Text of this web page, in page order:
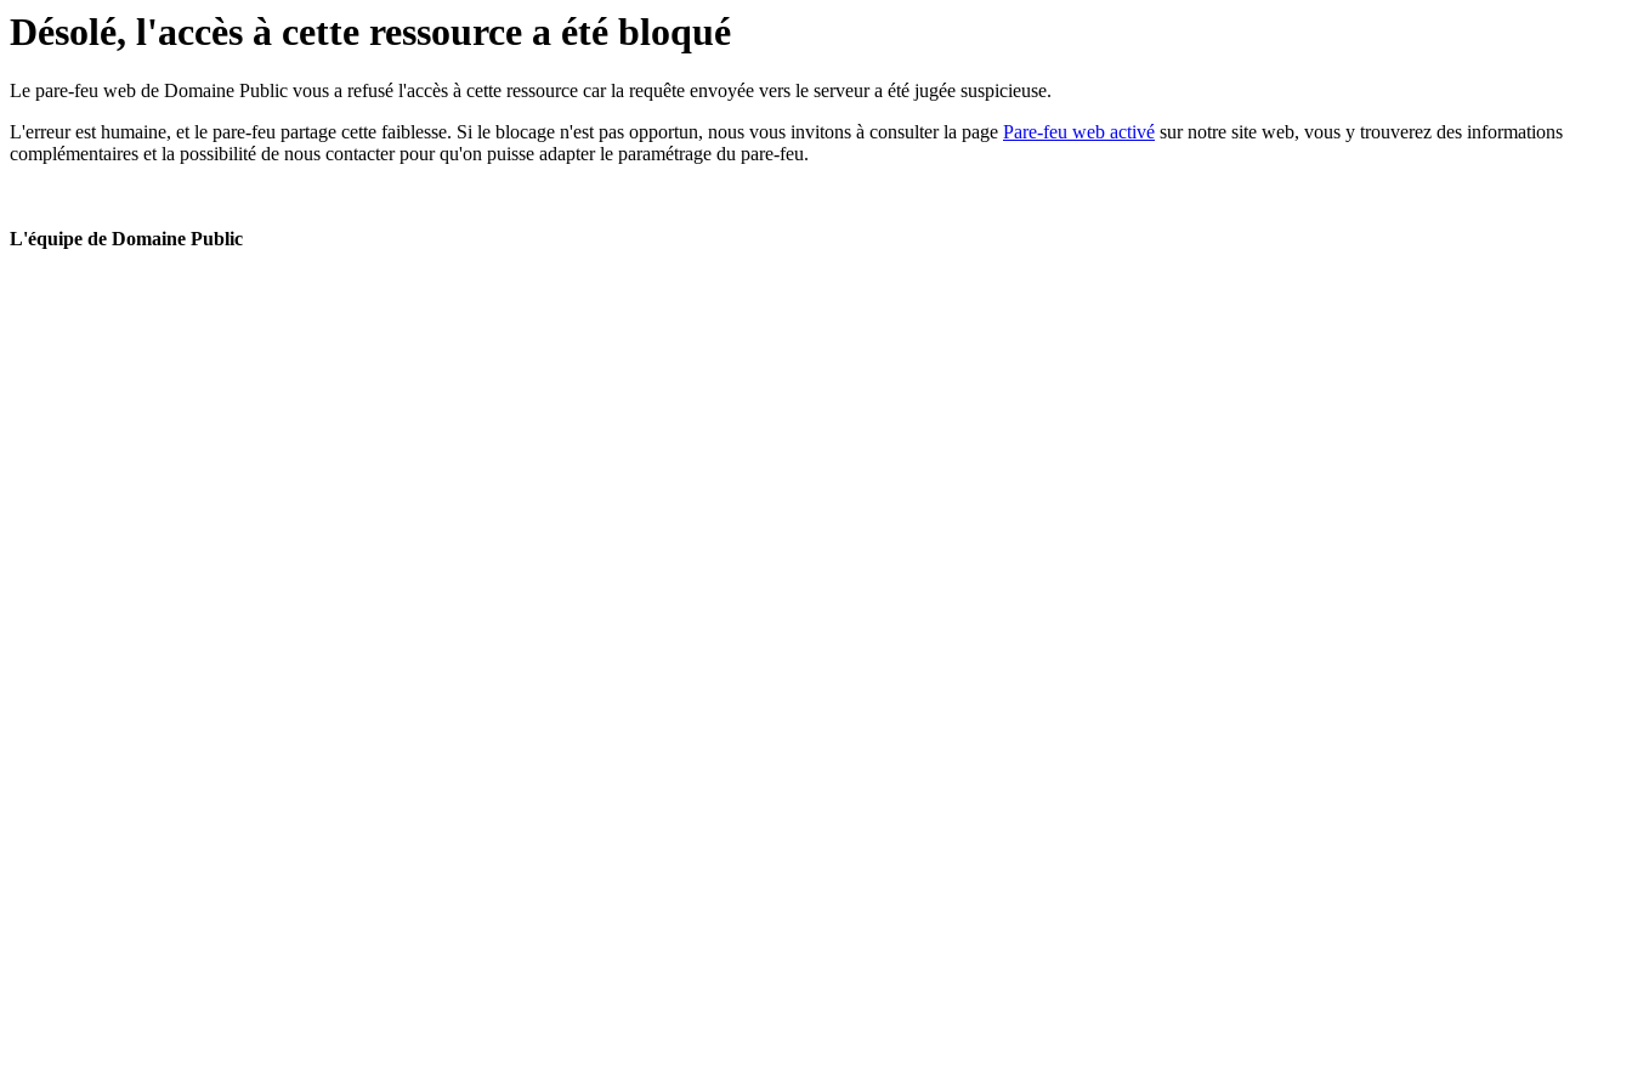
Désolé, l'accès à cette ressource a été bloqué
Le pare-feu web de Domaine Public vous a refusé l'accès à cette ressource car la requête envoyée vers le serveur a été jugée suspicieuse.
L'erreur est humaine, et le pare-feu partage cette faiblesse. Si le blocage n'est pas opportun, nous vous invitons à consulter la page Pare-feu web activé sur notre site web, vous y trouverez des informations
complémentaires et la possibilité de nous contacter pour qu'on puisse adapter le paramétrage du pare-feu.
L'équipe de Domaine Public